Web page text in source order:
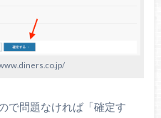
で問題なければ「確定す